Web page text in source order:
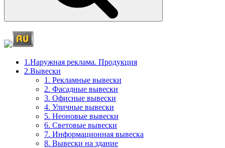
Поиск
1.Наружная реклама. Продукция
2.Вывески
1. Рекламные вывески
2. Фасадные вывески
3. Офисные вывески
4. Уличные вывески
5. Неоновые вывески
6. Световые вывески
7. Информационная вывеска
8. Вывески на здание